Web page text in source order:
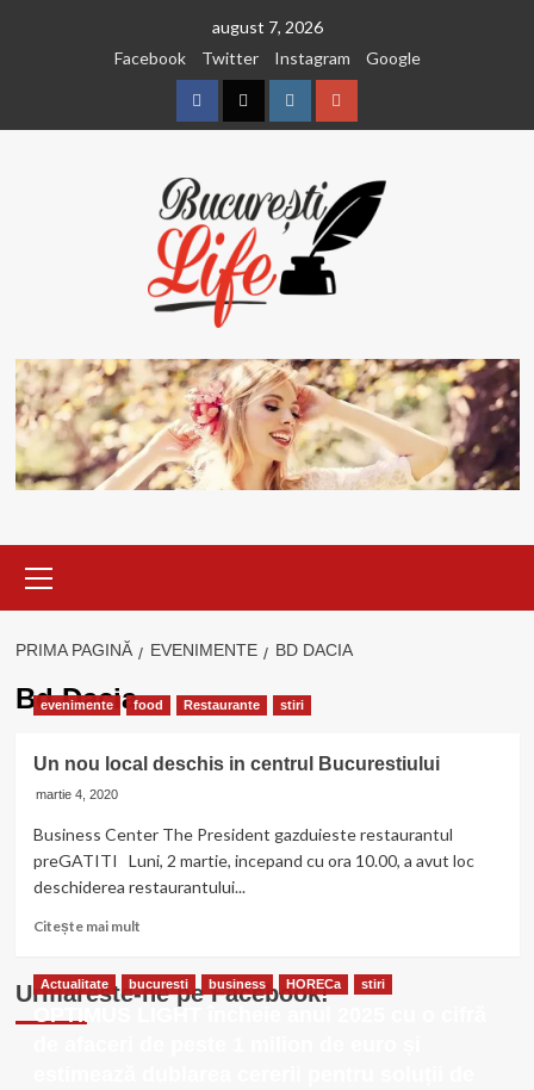
august 7, 2026
Facebook
Twitter Instagram Google
FacebookTwitterInstagramGoogle
principal
PRIMA PAGINĂ EVENIMENTE BD DACIA
Bd Dacia
evenimente food Restaurante stiri
Un nou local deschis in centrul Bucurestiului
martie 4, 2020
Business Center The President gazduieste restaurantul
preGATITI Luni, 2 martie, incepand cu ora 10.00, a avut loc
deschiderea restaurantului...
Citește mai multCitește
despre
Urmareste-ne pe Facebook!
Actualitate bucuresti business HORECa stiri
OPTIMUS LIGHT încheie anul 2025 cu o cifră